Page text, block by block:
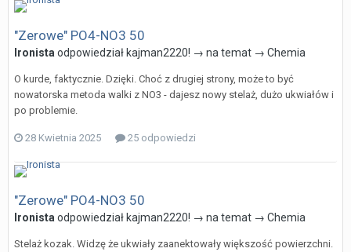
"Zerowe" PO4-NO3 50
Ironista odpowiedziałkajman2220! → na temat → Chemia
O kurde, faktycznie. Dzięki. Choć z drugiej strony, może to być
nowatorska metoda walki z NO3 - dajesz nowy stelaż, dużo ukwiałów i
po problemie.
28 Kwietnia 2025 25 odpowiedzi
"Zerowe" PO4-NO3 50
Ironista odpowiedziałkajman2220! → na temat → Chemia
Stelaż kozak. Widzę że ukwiały zaanektowały większość powierzchni.